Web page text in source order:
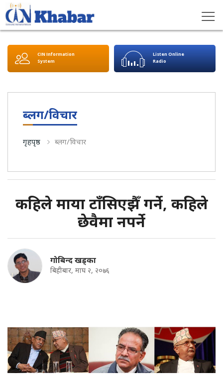
CIN Information
System
Listen Online
Radio
ब्लग/विचार
गृहपृष्ठ ब्लग/विचार
कहिले माया टाँसिएझैँ गर्ने, कहिले
छेवैमा नपर्ने
गोबिन्द खड्का
बिहीबार, माघ २, २०७६